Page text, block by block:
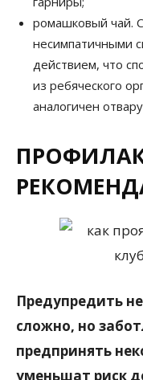
ромашковый чай.
несимпатичными
действием, что
из ребяческого
аналогичен
Предупредить
сложно, но
предпринять
уменьшат риск